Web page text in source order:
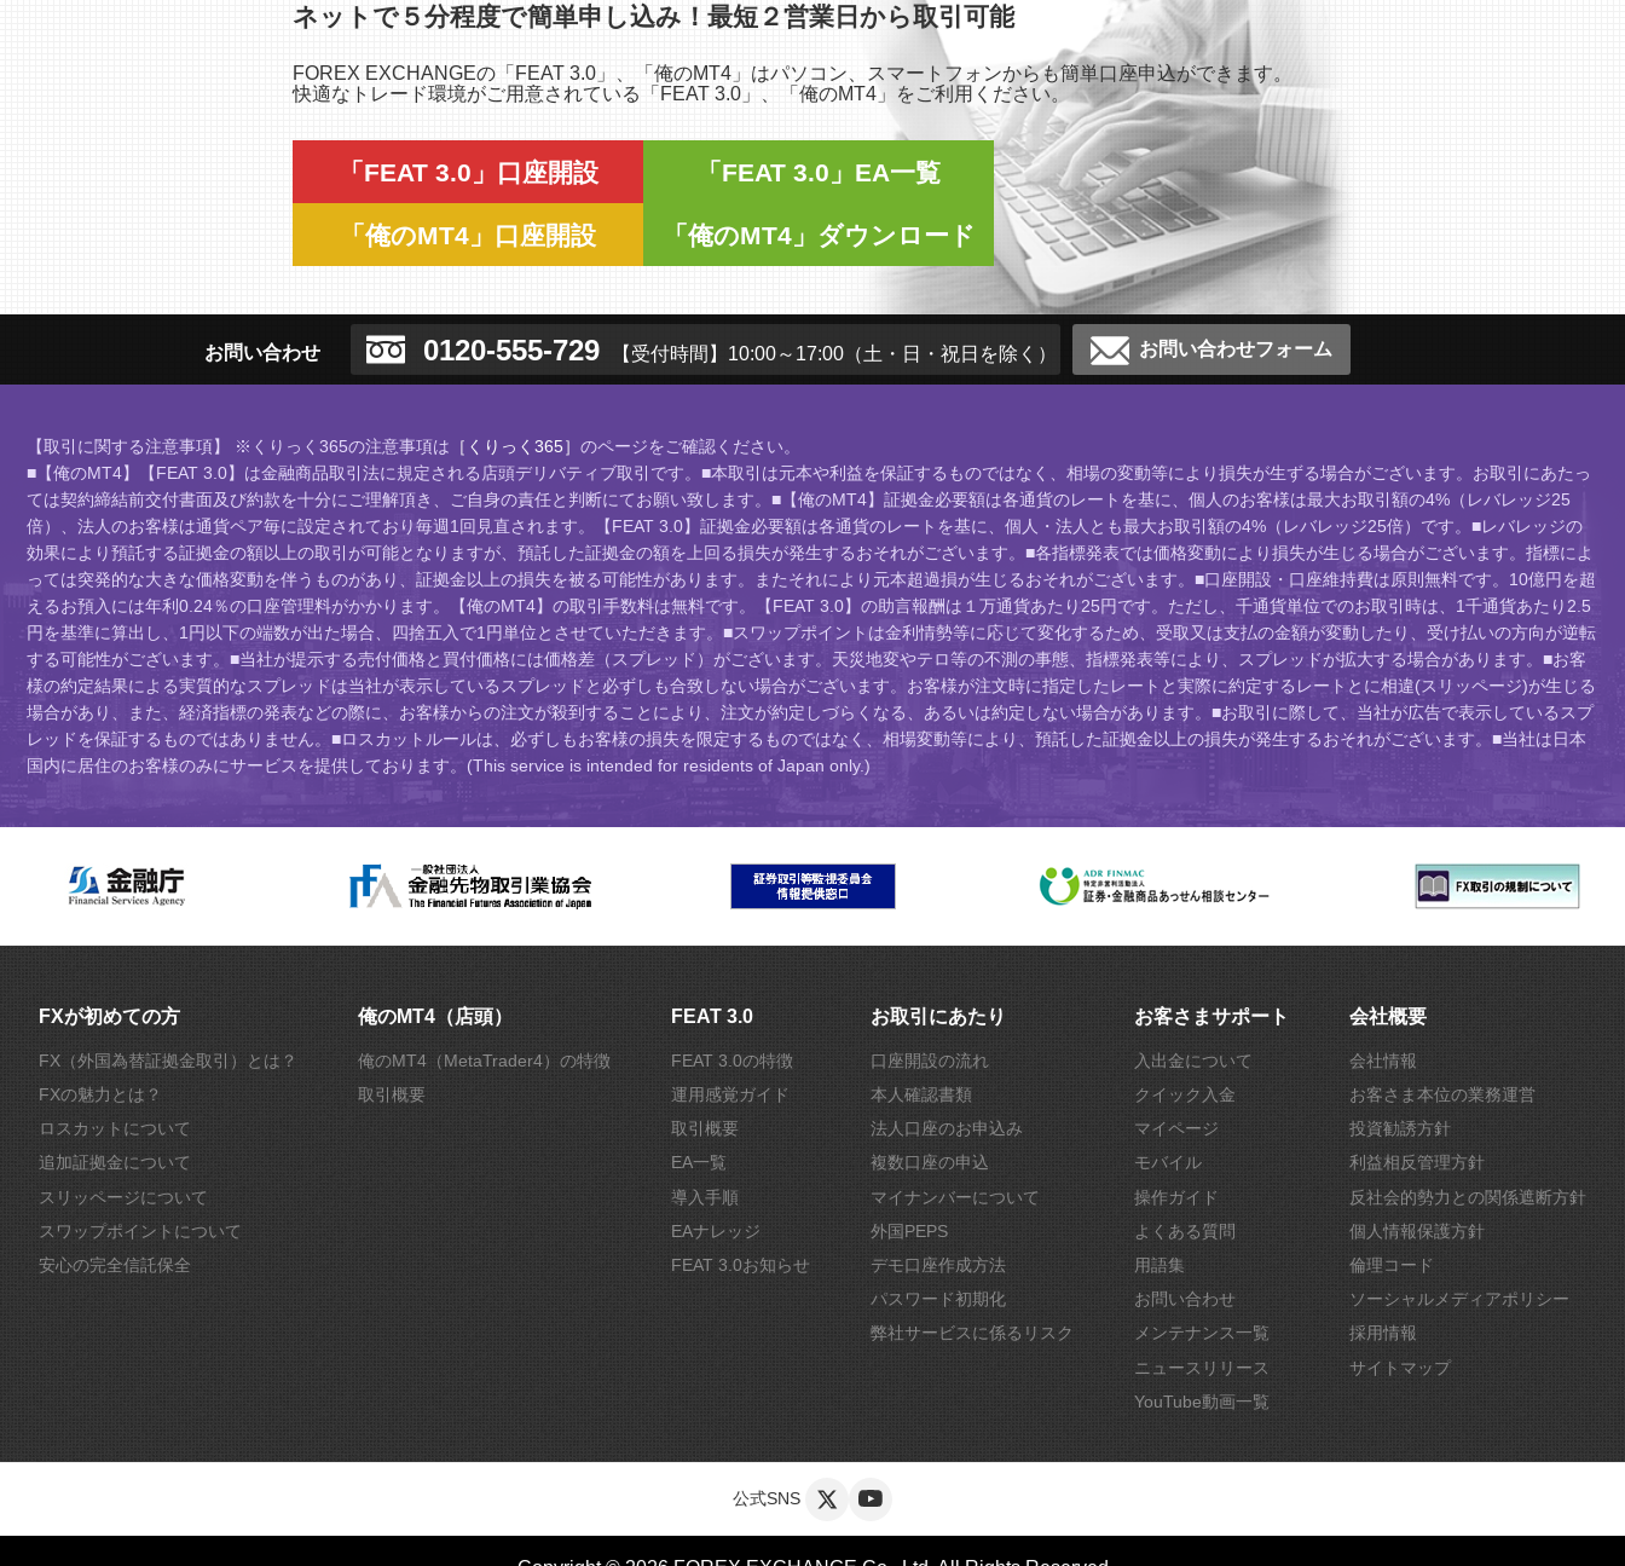
ネットで５分程度で簡単申し込み！最短２営業日から取引可能
FOREX EXCHANGEの「FEAT 3.0」、「俺のMT4」はパソコン、スマートフォンからも簡単口座申込ができます。
快適なトレード環境がご用意されている「FEAT 3.0」、「俺のMT4」をご利用ください。
「FEAT 3.0」口座開設 「FEAT 3.0」EA一覧
「俺のMT4」口座開設 「俺のMT4」ダウンロード
お問い合わせ 0120-555-729 【受付時間】10:00～17:00 （土・日・祝日を除く） お問い合わせフォーム
【取引に関する注意事項】 ※くりっく365の注意事項は ［くりっく365］ のページをご確認ください。
■【俺のMT4】【FEAT 3.0】は金融商品取引法に規定される店頭デリバティブ取引です。■本取引は元本や利益を保証するものではなく、相場の変動等により損失が生ずる場合がございます。お取引にあたっ
ては契約締結前交付書面及び約款を十分にご理解頂き、ご自身の責任と判断にてお願い致します。■【俺のMT4】証拠金必要額は各通貨のレートを基に、個人のお客様は最大お取引額の4%（レバレッジ25
倍）、法人のお客様は通貨ペア毎に設定されており毎週1回見直されます。【FEAT 3.0】証拠金必要額は各通貨のレートを基に、個人・法人とも最大お取引額の4%（レバレッジ25倍）です。■レバレッジの
効果により預託する証拠金の額以上の取引が可能となりますが、預託した証拠金の額を上回る損失が発生するおそれがございます。■各指標発表では価格変動により損失が生じる場合がございます。指標によ
っては突発的な大きな価格変動を伴うものがあり、証拠金以上の損失を被る可能性があります。またそれにより元本超過損が生じるおそれがございます。■口座開設・口座維持費は原則無料です。10億円を超
えるお預入には年利0.24％の口座管理料がかかります。【俺のMT4】の取引手数料は無料です。【FEAT 3.0】の助言報酬は１万通貨あたり25円です。ただし、千通貨単位でのお取引時は、1千通貨あたり2.5
円を基準に算出し、1円以下の端数が出た場合、四捨五入で1円単位とさせていただきます。■スワップポイントは金利情勢等に応じて変化するため、受取又は支払の金額が変動したり、受け払いの方向が逆転
する可能性がございます。■当社が提示する売付価格と買付価格には価格差（スプレッド）がございます。天災地変やテロ等の不測の事態、指標発表等により、スプレッドが拡大する場合があります。■お客
様の約定結果による実質的なスプレッドは当社が表示しているスプレッドと必ずしも合致しない場合がございます。お客様が注文時に指定したレートと実際に約定するレートとに相違(スリッページ)が生じる
場合があり、また、経済指標の発表などの際に、お客様からの注文が殺到することにより、注文が約定しづらくなる、あるいは約定しない場合があります。■お取引に際して、当社が広告で表示しているスプ
レッドを保証するものではありません。■ロスカットルールは、必ずしもお客様の損失を限定するものではなく、相場変動等により、預託した証拠金以上の損失が発生するおそれがございます。■当社は日本
国内に居住のお客様のみにサービスを提供しております。(This service is intended for residents of Japan only.)
FXが初めての方
FX（外国為替証拠金取引）とは？
FXの魅力とは？
ロスカットについて
追加証拠金について
スリッページについて
スワップポイントについて
安心の完全信託保全
俺のMT4（店頭）
俺のMT4（MetaTrader4）の特徴
取引概要
FEAT 3.0
FEAT 3.0の特徴
運用感覚ガイド
取引概要
EA一覧
導入手順
EAナレッジ
FEAT 3.0お知らせ
お取引にあたり
口座開設の流れ
本人確認書類
法人口座のお申込み
複数口座の申込
マイナンバーについて
外国PEPS
デモ口座作成方法
パスワード初期化
弊社サービスに係るリスク
お客さまサポート
入出金について
クイック入金
マイページ
モバイル
操作ガイド
よくある質問
用語集
お問い合わせ
メンテナンス一覧
ニュースリリース
YouTube動画一覧
会社概要
会社情報
お客さま本位の業務運営
投資勧誘方針
利益相反管理方針
反社会的勢力との関係遮断方針
個人情報保護方針
倫理コード
ソーシャルメディアポリシー
採用情報
サイトマップ
公式SNS